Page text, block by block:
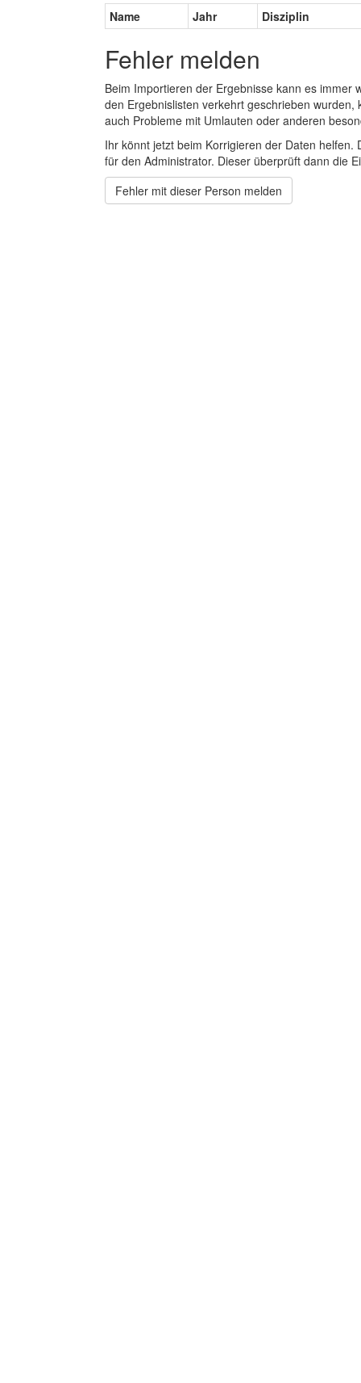
Name Jahr Disziplin
Fehler melden
Beim Importieren der Ergebnisse kann es
den Ergebnislisten verkehrt geschrieben
auch Probleme mit Umlauten oder anderen
Ihr könnt jetzt beim Korrigieren der Daten
für den Administrator. Dieser überprüft dann die
Fehler mit dieser Person melden